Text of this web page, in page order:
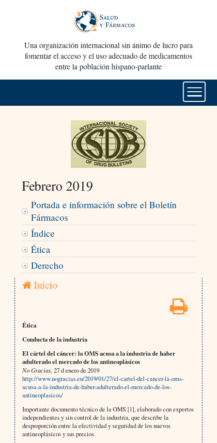
Una organización internacional sin ánimo de lucro para
fomentar el acceso y el uso adecuado de medicamentos
entre la población hispano-parlante
Febrero 2019
Portada e información sobre el Boletín
Fármacos
Índice
Ética
Derecho
Inicio
Ética
Conducta de la industria
El cártel del cáncer: la OMS acusa a la industria de haber
adulterado el mercado de los antineoplásicos
No Gracias, 27 d enero de 2019
http://www.nogracias.eu/2019/01/27/el-cartel-del-cancer-la-oms-
acusa-a-la-industria-de-haber-adulterado-el-mercado-de-los-
antineoplasicos/
Importante documento técnico de la OMS [1], elaborado con expertos
independientes y sin control de la industria, que describe la
desproporción entre la efectividad y seguridad de los nuevos
antineoplásicos y sus precios.